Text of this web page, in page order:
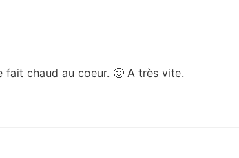
chaud au coeur. 🙂 A très vite.